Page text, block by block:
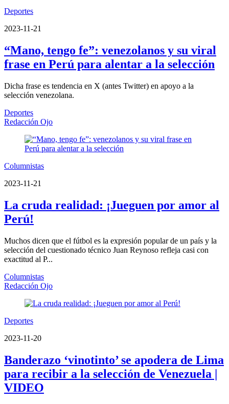
Deportes
2023-11-21
“Mano, tengo fe”: venezolanos y su viral
frase en Perú para alentar a la selección
Dicha frase es tendencia en X (antes Twitter) en apoyo a la
selección venezolana.
Deportes
Redacción Ojo
Columnistas
2023-11-21
La cruda realidad: ¡Jueguen por amor al
Perú!
Muchos dicen que el fútbol es la expresión popular de un país y la
selección del cuestionado técnico Juan Reynoso refleja casi con
exactitud al P...
Columnistas
Redacción Ojo
Deportes
2023-11-20
Banderazo ‘vinotinto’ se apodera de Lima
para recibir a la selección de Venezuela |
VIDEO